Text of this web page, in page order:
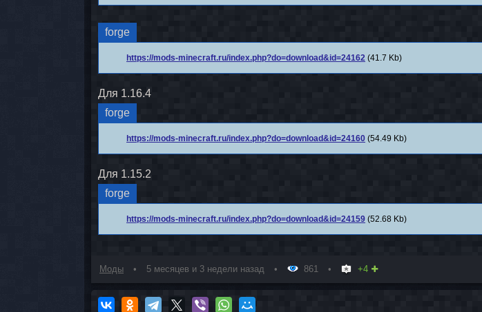
forge
https://mods-minecraft.ru/index.php?do=download&id=24162 (41.7 Kb)
Для 1.16.4
forge
https://mods-minecraft.ru/index.php?do=download&id=24160 (54.49 Kb)
Для 1.15.2
forge
https://mods-minecraft.ru/index.php?do=download&id=24159 (52.68 Kb)
Моды 5 месяцев и 3 недели назад 861 +4